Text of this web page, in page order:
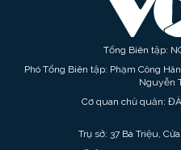
Tổng Biên tập:
Phó Tổng Biên tập: Phạm Công
Nguyễn
Cơ quan chủ quản:
Trụ sở: 37 Bà Triệu,